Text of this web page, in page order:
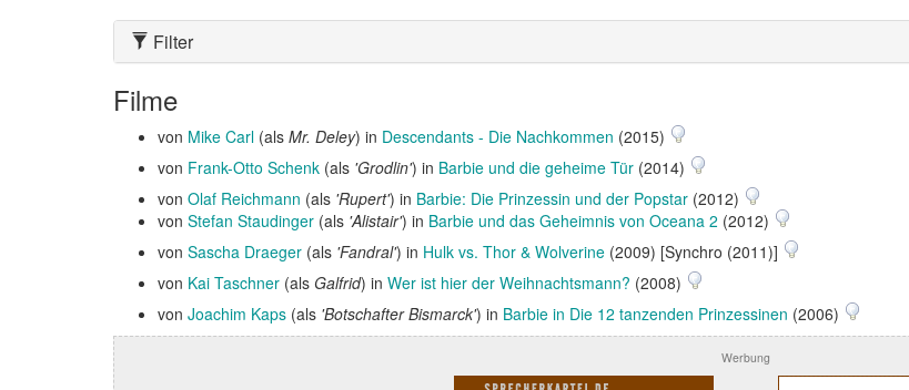
Filter
Filme
von Mike Carl (als Mr. Deley) in Descendants - Die Nachkommen (2015)
von Frank-Otto Schenk (als 'Grodlin') in Barbie und die geheime Tür (2014)
von Olaf Reichmann (als 'Rupert') in Barbie: Die Prinzessin und der Popstar (2012)
von Stefan Staudinger (als 'Alistair') in Barbie und das Geheimnis von Oceana 2 (2012)
von Sascha Draeger (als 'Fandral') in Hulk vs. Thor & Wolverine (2009) [Synchro (2011)]
von Kai Taschner (als Galfrid) in Wer ist hier der Weihnachtsmann? (2008)
von Joachim Kaps (als 'Botschafter Bismarck') in Barbie in Die 12 tanzenden Prinzessinen (2006)
Werbung